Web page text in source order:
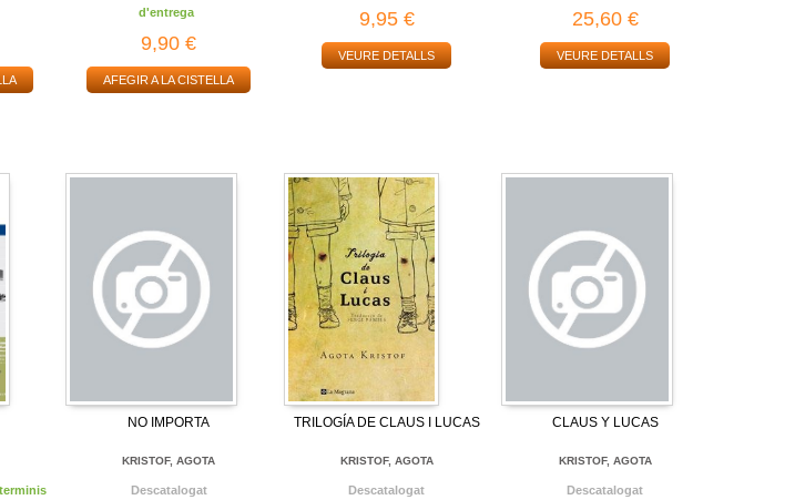
d'entrega
9,90 €
AFEGIR A LA CISTELLA
9,95 €
VEURE DETALLS
25,60 €
VEURE DETALLS
NO IMPORTA
KRISTOF, AGOTA
Descatalogat
TRILOGÍA DE CLAUS I LUCAS
KRISTOF, AGOTA
Descatalogat
CLAUS Y LUCAS
KRISTOF, AGOTA
Descatalogat